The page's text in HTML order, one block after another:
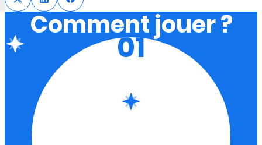
Comment jouer ?
01